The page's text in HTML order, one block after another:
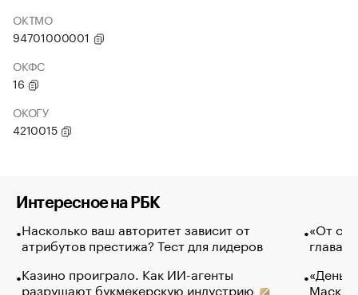
ОКТМО
94701000001
ОКФС
16
ОКОГУ
4210015
Интересное на РБК
Насколько ваш авторитет зависит от
атрибутов престижа? Тест для лидеров
Казино проиграло. Как ИИ-агенты
разрушают букмекерскую индустрию
«От
глава
Маск в